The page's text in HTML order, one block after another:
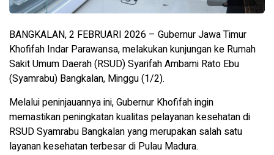
BANGKALAN, 2 FEBRUARI 2026 – Gubernur Jawa Timur
Khofifah Indar Parawansa, melakukan kunjungan ke Rumah
Sakit Umum Daerah (RSUD) Syarifah Ambami Rato Ebu
(Syamrabu) Bangkalan, Minggu (1/2).
Melalui peninjauannya ini, Gubernur Khofifah ingin
memastikan peningkatan kualitas pelayanan kesehatan di
RSUD Syamrabu Bangkalan yang merupakan salah satu
layanan kesehatan terbesar di Pulau Madura.